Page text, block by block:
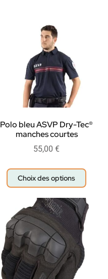
Polo bleu ASVP Dry-Tec®
manches courtes
55,00 €
Choix des options